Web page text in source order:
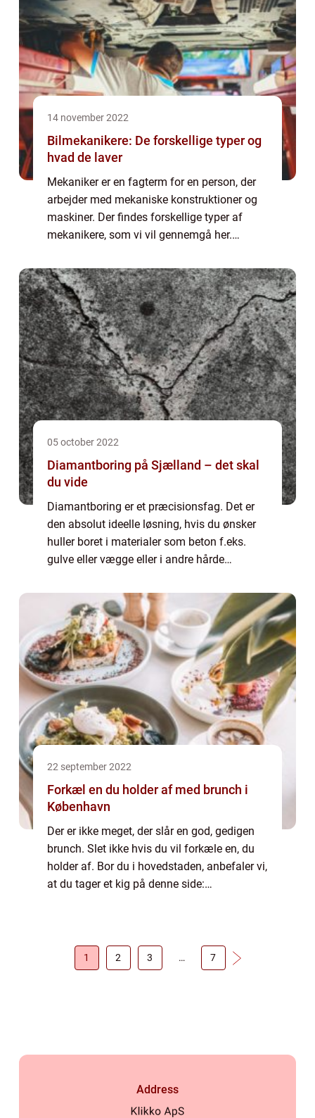
14 november 2022
Bilmekanikere: De forskellige typer og
hvad de laver
Mekaniker er en fagterm for en person, der
arbejder med mekaniske konstruktioner og
maskiner. Der findes forskellige typer af
mekanikere, som vi vil gennemgå her.
mekaniker, og deres arbejde består i at
repar...
05 october 2022
Diamantboring på Sjælland – det skal
du vide
Diamantboring er et præcisionsfag. Det er
den absolut ideelle løsning, hvis du ønsker
huller boret i materialer som beton f.eks.
gulve eller vægge eller i andre hårde
huller, hvor der skal placeres ledning...
22 september 2022
Forkæl en du holder af med brunch i
København
Der er ikke meget, der slår en god, gedigen
brunch. Slet ikke hvis du vil forkæle en, du
holder af. Bor du i hovedstaden, anbefaler vi,
at du tager et kig på denne side:
1 2 3 … 7
Address